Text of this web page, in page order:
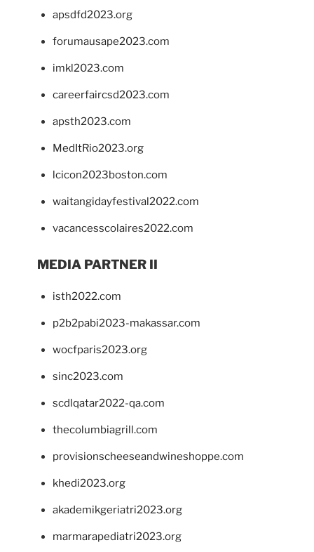
apsdfd2023.org
forumausape2023.com
imkl2023.com
careerfaircsd2023.com
apsth2023.com
MedItRio2023.org
lcicon2023boston.com
waitangidayfestival2022.com
vacancesscolaires2022.com
MEDIA PARTNER II
isth2022.com
p2b2pabi2023-makassar.com
wocfparis2023.org
sinc2023.com
scdlqatar2022-qa.com
thecolumbiagrill.com
provisionscheeseandwineshoppe.com
khedi2023.org
akademikgeriatri2023.org
marmarapediatri2023.org